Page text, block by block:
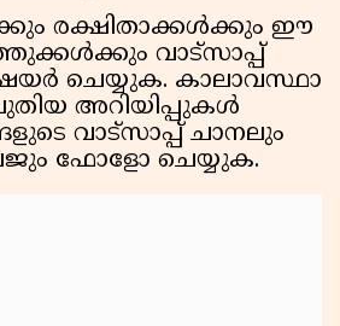
രക്ഷിതാക്കൾക്കും ഈ
വാട്സാപ്പ്
ചെയ്യുക. കാലാവസ്ഥാ
അറിയിപ്പുകൾ
വാട്സാപ്പ് ചാനലും
ഫോളോ ചെയ്യുക.